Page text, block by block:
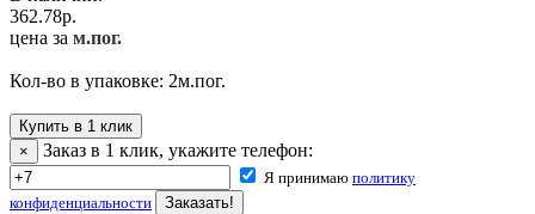
362.78р.
цена за м.пог.
Кол-во в упаковке: 2м.пог.
Купить в 1 клик
×
Заказ в 1 клик, укажите телефон:
Я принимаю политику
конфиденциальности